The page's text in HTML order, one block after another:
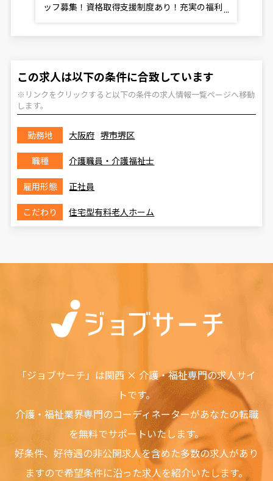
ッフ募集！資格取得支援制度あり！充実の福利
この求人は以下の条件に合致しています
※リンクをクリックすると以下の条件の求人情報一覧ページへ移動
します。
勤務地 大阪府 堺市堺区
職種 介護職員・介護福祉士
雇用形態 正社員
こだわり 住宅型有料老人ホーム
「ジョブサーチ」は関西 × 介護・福祉専門の求人サイ
トです。
介護・福祉業界専門のコーディネーターがあなたの転職
を無料でサポートいたします。
好条件、好待遇の⾮公開求⼈を含めた多数の求⼈があり
ますので希望条件に沿った求⼈を紹介いたします。